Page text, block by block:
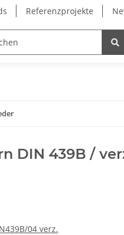
Referenzprojekte
DIN 439B /
04 verz.